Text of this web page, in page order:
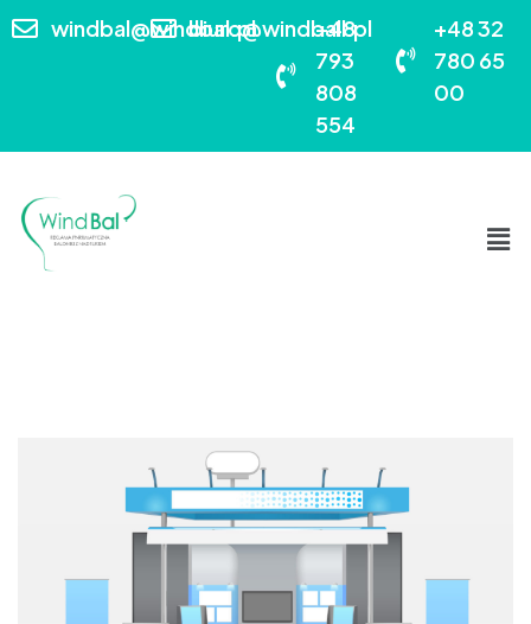
windbal@windbal.plbiuro@windball.pl
+48
793
808
554
+48 32
780 65
00